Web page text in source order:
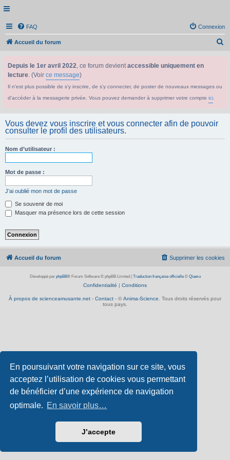
En poursuivant votre navigation sur ce site, vous
acceptez l’utilisation de cookies vous permettant
de bénéficier d’une expérience de navigation
optimale. En savoir plus…
J’accepte
FAQ Connexion
Accueil du forum
e
Depuis le 1er avril 2022, ce forum devientaccessible uniquement en
lecture. (Voir ce message)
Il n'est plus possible de s'y inscrire, de s'y connecter, de poster de nouveaux messages ou
d'accéder à la messagerie privée. Vous pouvez demander à supprimer votre compte ici
Vous devez vous inscrire et vous connecter afin de pouvoir
consulter le profil des utilisateurs.
Nom d’utilisateur :
Mot de passe :
J’ai oublié mon mot de passe
Se souvenir de moi
Masquer ma présence lors de cette session
Accueil du forum Supprimer les cookies
Développé par phpBB® Forum Software © phpBB Limited Traduction française officielle© Qiaeru
Confidentialité | Conditions
À propos de scienceamusante.net - Contact - © Anima-Science . Tous droits réservés pour
tous pays.